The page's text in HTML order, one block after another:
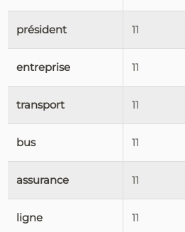
président 11
entreprise 11
transport 11
bus 11
assurance 11
ligne 11